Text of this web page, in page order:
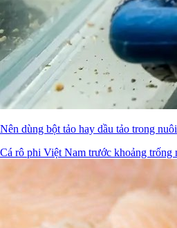
Nên dùng bột tảo hay dầu tảo trong
Cá rô phi Việt Nam trước khoảng trống